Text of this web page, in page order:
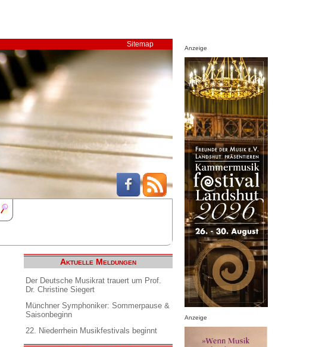
Sitemap
Aktuelle Meldungen
Der Deutsche Musikrat trauert um Prof.
Dr. Christine Siegert
Münchner Symphoniker: Sommerpause &
Saisonbeginn
22. Niederrhein Musikfestivals beginnt
Anzeige
Anzeige